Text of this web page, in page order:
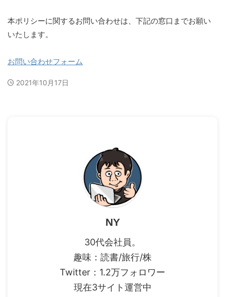
本ポリシーに関するお問い合わせは、下記の窓口までお願い
いたします。
お問い合わせフォーム
2021年10月17日
NY
30代会社員。
趣味：読書/旅行/株
Twitter：1.2万フォロワー
現在3サイト運営中